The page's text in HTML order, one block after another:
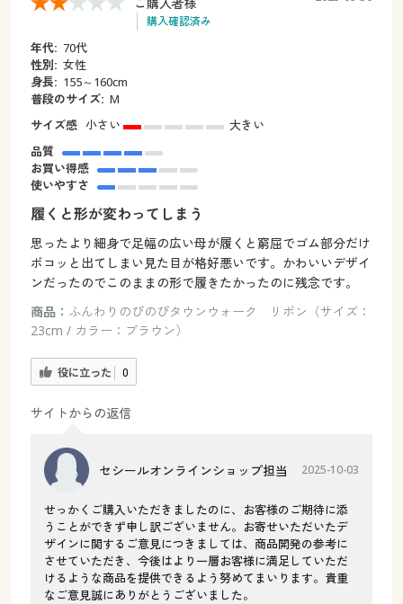
購入確認済み
年代: 70代
性別: 女性
身長: 155～160cm
普段のサイズ: M
サイズ感 小さい
大きい
品質
お買い得感
使いやすさ
履くと形が変わってしまう
思ったより細身で足幅の広い母が履くと窮屈でゴム部分だけ
ボコッと出てしまい見た目が格好悪いです。かわいいデザイ
ンだったのでこのままの形で履きたかったのに残念です。
商品： ふんわりのびのびタウンウォーク リボン（サイズ：
23cm / カラー：ブラウン）
役に立った 0
サイトからの返信
セシールオンラインショップ担当 2025-10-03
せっかくご購入いただきましたのに、お客様のご期待に添
うことができず申し訳ございません。お寄せいただいたデ
ザインに関するご意見につきましては、商品開発の参考に
させていただき、今後はより一層お客様に満足していただ
けるような商品を提供できるよう努めてまいります。貴重
なご意見誠にありがとうございました。